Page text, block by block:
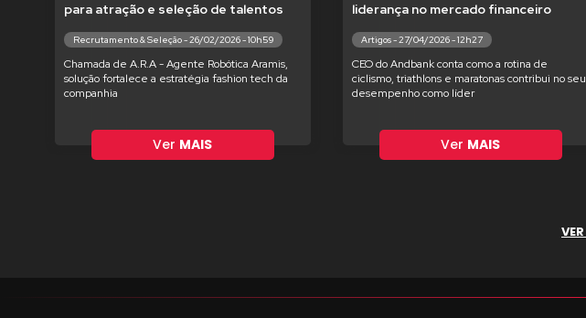
para atração e seleção de talentos
Recrutamento & Seleção - 26/02/2026 - 10h59
Chamada de A.R.A - Agente Robótica Aramis,
solução fortalece a estratégia fashion tech da
companhia
Ver MAIS
liderança no mercado financeiro
Artigos - 27/04/2026 - 12h27
CEO do Andbank conta como a rotina de
ciclismo, triathlons e maratonas contribui no seu
desempenho como líder
Ver MAIS
VER